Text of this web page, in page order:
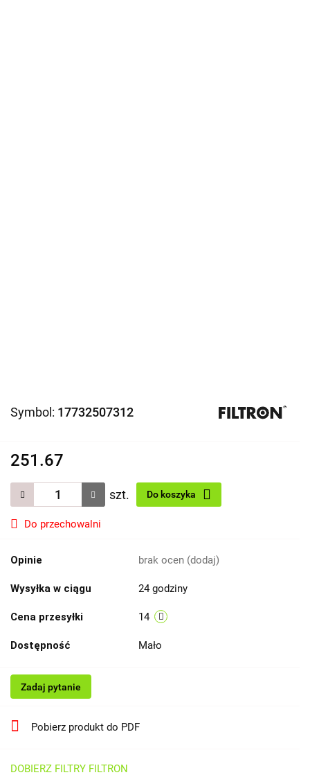
Symbol: 17732507312
251.67
szt. Do koszyka
Do przechowalni
Opinie brak ocen (dodaj)
Wysyłka w ciągu 24 godziny
Cena przesyłki 14
Dostępność Mało
Zadaj pytanie
Pobierz produkt do PDF
DOBIERZ FILTRY FILTRON